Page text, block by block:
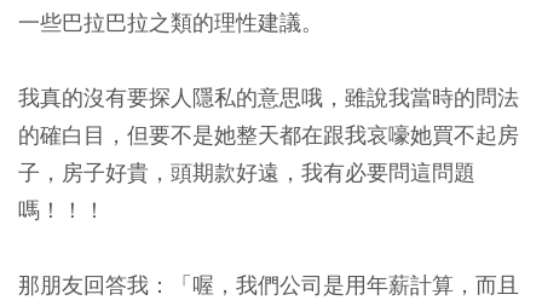
一些巴拉巴拉之類的理性建議。
我真的沒有要探人隱私的意思哦，雖說我當時的問法
的確白目，但要不是她整天都在跟我哀嚎她買不起房
子，房子好貴，頭期款好遠，我有必要問這問題
嗎！！！
那朋友回答我：「喔，我們公司是用年薪計算，而且